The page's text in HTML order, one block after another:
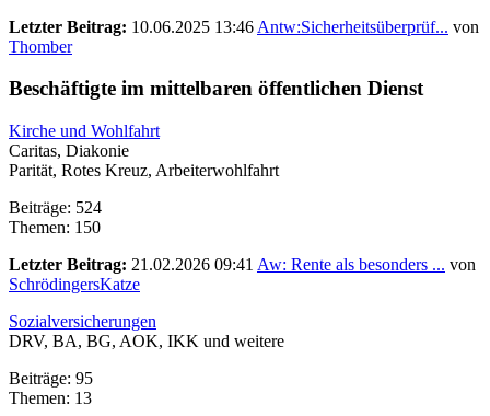
Letzter Beitrag: 10.06.2025 13:46 Antw:Sicherheitsüberprüf... von
Thomber
Beschäftigte im mittelbaren öffentlichen Dienst
Kirche und Wohlfahrt
Caritas, Diakonie
Parität, Rotes Kreuz, Arbeiterwohlfahrt
Beiträge: 524
Themen: 150
Letzter Beitrag: 21.02.2026 09:41 Aw: Rente als besonders ... von
SchrödingersKatze
Sozialversicherungen
DRV, BA, BG, AOK, IKK und weitere
Beiträge: 95
Themen: 13